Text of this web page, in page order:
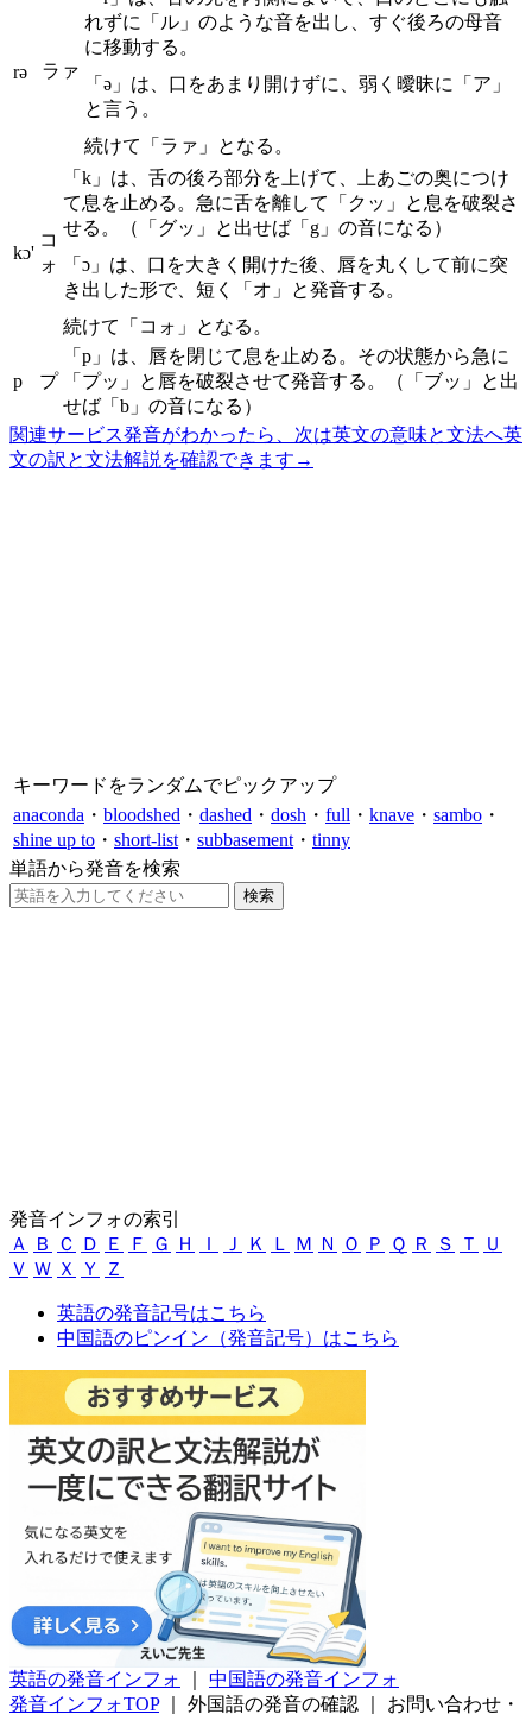
rə ラァ
れずに「ル」のような音を出し、すぐ後ろの母音
に移動する。
「ə」は、口をあまり開けずに、弱く曖昧に「ア」
と言う。
続けて「ラァ」となる。
kɔ'
コ
ォ
「k」は、舌の後ろ部分を上げて、上あごの奥につけ
て息を止める。急に舌を離して「クッ」と息を破裂さ
せる。（「グッ」と出せば「g」の音になる）
「ɔ」は、口を大きく開けた後、唇を丸くして前に突
き出した形で、短く「オ」と発音する。
続けて「コォ」となる。
p プ
「p」は、唇を閉じて息を止める。その状態から急に
「プッ」と唇を破裂させて発音する。（「ブッ」と出
せば「b」の音になる）
関連サービス発音がわかったら、次は英文の意味と文法へ英
文の訳と文法解説を確認できます →
キーワードをランダムでピックアップ
anaconda ・ bloodshed ・ dashed ・ dosh ・ full ・ knave ・ sambo ・
shine up to ・ short-list ・ subbasement ・ tinny
単語から発音を検索
発音インフォの索引
Ａ
Ｂ Ｃ Ｄ Ｅ Ｆ Ｇ Ｈ Ｉ Ｊ Ｋ Ｌ Ｍ Ｎ Ｏ Ｐ Ｑ Ｒ Ｓ Ｔ
Ｕ
Ｖ Ｗ Ｘ Ｙ Ｚ
英語の発音記号はこちら
中国語のピンイン（発音記号）はこちら
英語の発音インフォ
中国語の発音インフォ
発音インフォTOP
外国語の発音の確認 お問い合わせ・